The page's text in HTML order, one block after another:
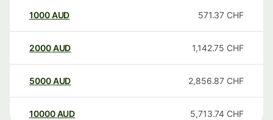
1000AUD 571.37 CHF
2000AUD 1,142.75 CHF
5000AUD 2,856.87 CHF
10000 AUD 5,713.74 CHF